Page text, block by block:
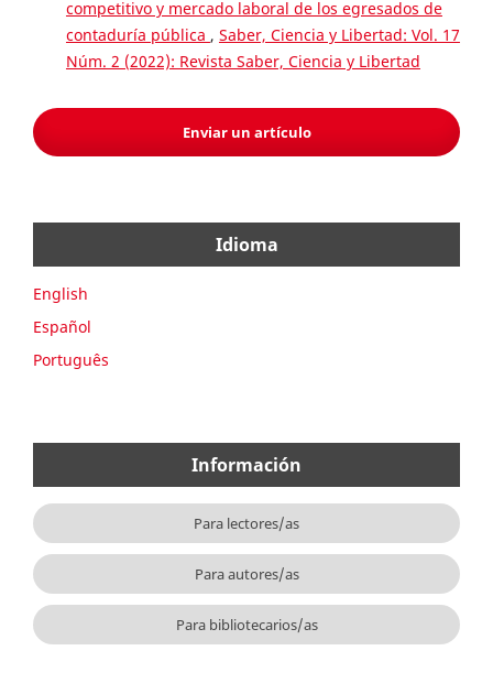
competitivo y mercado laboral de los egresados de
contaduría pública , Saber, Ciencia y Libertad: Vol. 17
Núm. 2 (2022): Revista Saber, Ciencia y Libertad
Enviar un artículo
Idioma
English
Español
Português
Información
Para lectores/as
Para autores/as
Para bibliotecarios/as